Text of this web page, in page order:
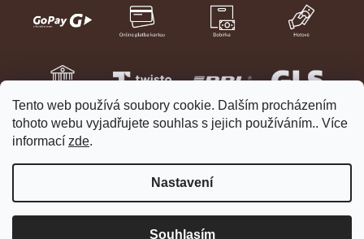
Tento web používá soubory cookie. Dalším procházením
tohoto webu vyjadřujete souhlas s jejich používáním.. Více
informací zde.
Nastavení
Souhlasím
Vytvořil Shoptet
HELVETIA hodinky a šperky